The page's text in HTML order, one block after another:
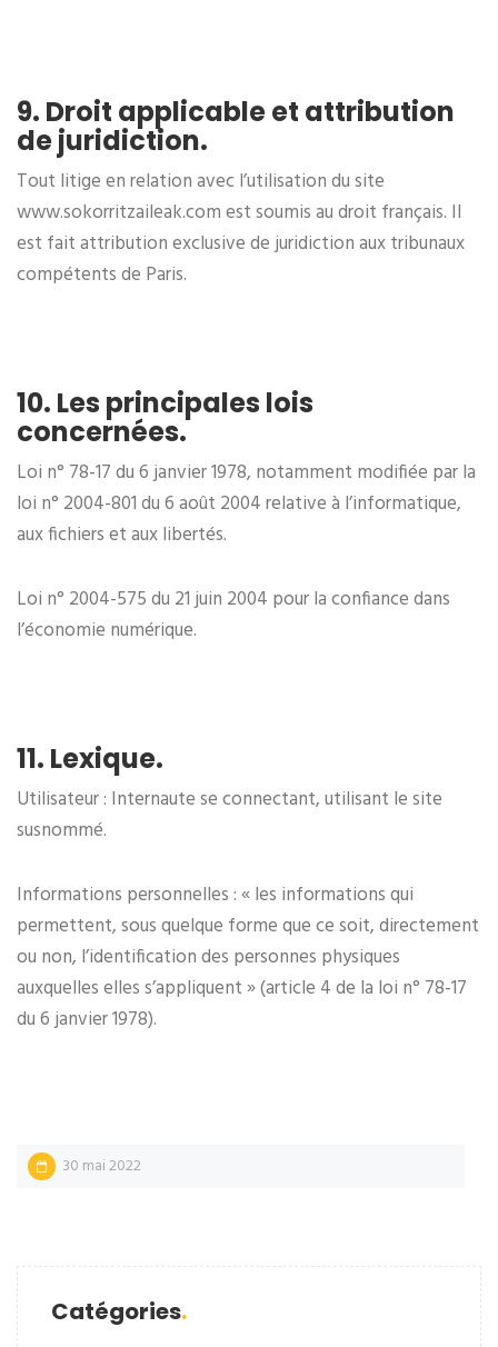
9. Droit applicable et attribution
de juridiction.
Tout litige en relation avec l’utilisation du site
www.sokorritzaileak.com est soumis au droit français. Il
est fait attribution exclusive de juridiction aux tribunaux
compétents de Paris.
10. Les principales lois
concernées.
Loi n° 78-17 du 6 janvier 1978, notamment modifiée par la
loi n° 2004-801 du 6 août 2004 relative à l’informatique,
aux fichiers et aux libertés.
Loi n° 2004-575 du 21 juin 2004 pour la confiance dans
l’économie numérique.
11. Lexique.
Utilisateur : Internaute se connectant, utilisant le site
susnommé.
Informations personnelles : « les informations qui
permettent, sous quelque forme que ce soit, directement
ou non, l’identification des personnes physiques
auxquelles elles s’appliquent » (article 4 de la loi n° 78-17
du 6 janvier 1978).
30 mai 2022
Catégories